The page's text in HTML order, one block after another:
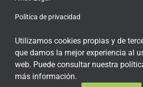
Política de privacidad
Política de cookies
Condiciones generales de contratación
Utilizamos cookies propias y de
que damos la mejor experiencia al
web. Puede consultar nuestra
más información.